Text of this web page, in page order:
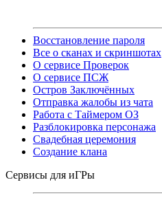
Восстановление пароля
Все о сканах и скриншотах
О сервисе Проверок
О сервисе ПСЖ
Остров Заключённых
Отправка жалобы из чата
Работа с Таймером ОЗ
Разблокировка персонажа
Свадебная церемония
Создание клана
Сервисы для иГРы